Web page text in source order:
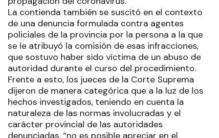
La contienda también se suscitó en el contexto
de una denuncia formulada contra agentes
policiales de la provincia por la persona a la que
se le atribuyó la comisión de esas infracciones,
que sostuvo haber sido víctima de un abuso de
autoridad durante el curso del procedimiento.
Frente a esto, los jueces de la Corte Suprema
dijeron de manera categórica que a la luz de los
hechos investigados, teniendo en cuenta la
naturaleza de las normas involucradas y el
carácter provincial de las autoridades
denunciadas, “no es posible apreciar en el